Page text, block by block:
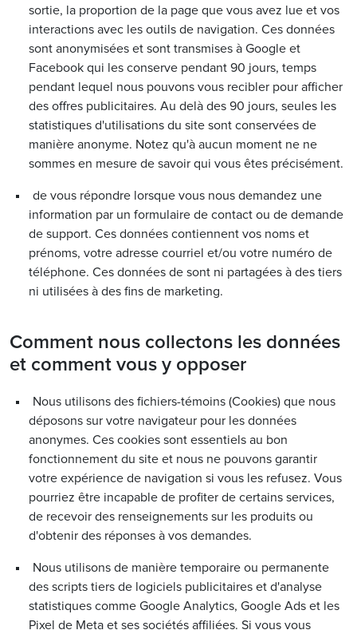
sortie, la proportion de la page que vous avez lue et vos
interactions avec les outils de navigation. Ces données
sont anonymisées et sont transmises à Google et
Facebook qui les conserve pendant 90 jours, temps
pendant lequel nous pouvons vous recibler pour afficher
des offres publicitaires. Au delà des 90 jours, seules les
statistiques d'utilisations du site sont conservées de
manière anonyme. Notez qu'à aucun moment ne ne
sommes en mesure de savoir qui vous êtes précisément.
de vous répondre lorsque vous nous demandez une
information par un formulaire de contact ou de demande
de support. Ces données contiennent vos noms et
prénoms, votre adresse courriel et/ou votre numéro de
téléphone. Ces données de sont ni partagées à des tiers
ni utilisées à des fins de marketing.
Comment nous collectons les données
et comment vous y opposer
Nous utilisons des fichiers-témoins (Cookies) que nous
déposons sur votre navigateur pour les données
anonymes. Ces cookies sont essentiels au bon
fonctionnement du site et nous ne pouvons garantir
votre expérience de navigation si vous les refusez. Vous
pourriez être incapable de profiter de certains services,
de recevoir des renseignements sur les produits ou
d'obtenir des réponses à vos demandes.
Nous utilisons de manière temporaire ou permanente
des scripts tiers de logiciels publicitaires et d'analyse
statistiques comme Google Analytics, Google Ads et les
Pixel de Meta et ses sociétés affiliées. Si vous vous